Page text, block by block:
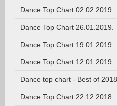
Dance Top Chart 02.02.2019.
Dance Top Chart 26.01.2019.
Dance Top Chart 19.01.2019.
Dance Top Chart 12.01.2019.
Dance top chart - Best of 2018
Dance Top Chart 22.12.2018.